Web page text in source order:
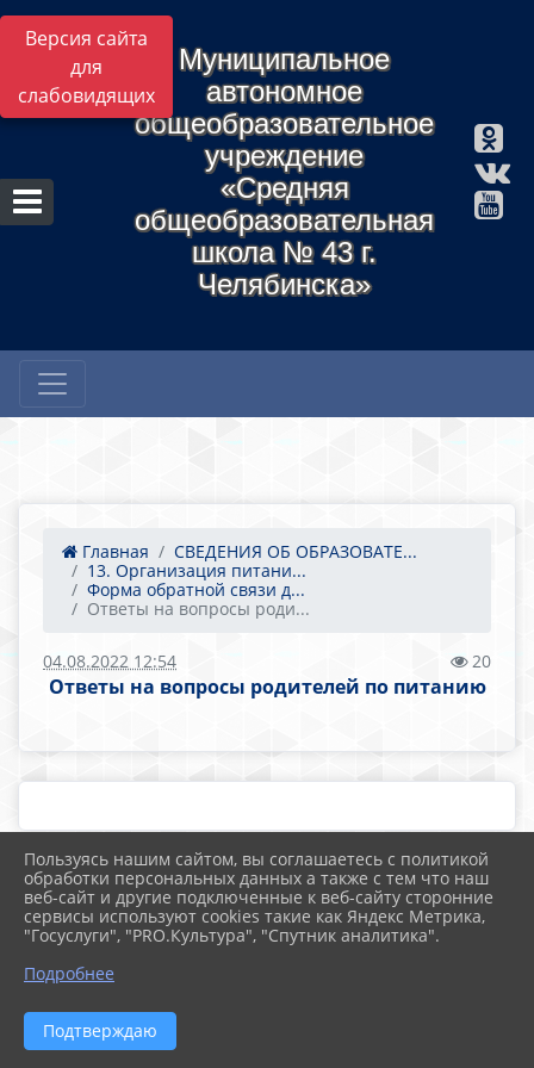
Версия сайта
для
слабовидящих
Муниципальное
автономное
общеобразовательное
учреждение
«Средняя
общеобразовательная
школа № 43 г.
Челябинска»
Главная
СВЕДЕНИЯ ОБ ОБРАЗОВАТЕ...
13. Организация питани...
Форма обратной связи д...
Ответы на вопросы роди...
04.08.2022 12:54 20
Ответы на вопросы родителей по питанию
2026 г. 43sosh.ru
Вход
Карта сайта
Разработка и поддержка
Пользуясь нашим сайтом, вы соглашаетесь с политикой
обработки персональных данных а также с тем что наш
веб-сайт и другие подключенные к веб-сайту сторонние
сервисы используют cookies такие как Яндекс Метрика,
"Госуслуги", "PRO.Культура", "Спутник аналитика".
Подробнее
Подтверждаю